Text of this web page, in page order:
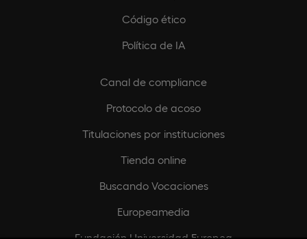
Código ético
Política de IA
Canal de compliance
Protocolo de acoso
Titulaciones por instituciones
Tienda online
Buscando Vocaciones
Europeamedia